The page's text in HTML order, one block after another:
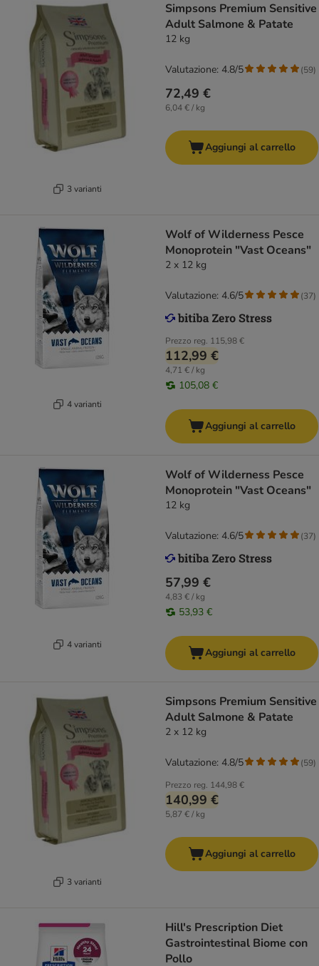
3 varianti
Simpsons Premium Sensitive
Adult Salmone & Patate
12 kg
72,49 €
6,04 € / kg
Valutazione: 4.8/5 (59)
Aggiungi al carrello
4 varianti
Wolf of Wilderness Pesce
Monoprotein "Vast Oceans"
2 x 12 kg
Prezzo reg. 115,98 €
112,99 €
4,71 € / kg
105,08 €
Valutazione: 4.6/5 (37)
Aggiungi al carrello
4 varianti
Wolf of Wilderness Pesce
Monoprotein "Vast Oceans"
12 kg
57,99 €
4,83 € / kg
53,93 €
Valutazione: 4.6/5 (37)
Aggiungi al carrello
3 varianti
Simpsons Premium Sensitive
Adult Salmone & Patate
2 x 12 kg
Prezzo reg. 144,98 €
140,99 €
5,87 € / kg
Valutazione: 4.8/5 (59)
Aggiungi al carrello
Hill's Prescription Diet
Gastrointestinal Biome con
Pollo